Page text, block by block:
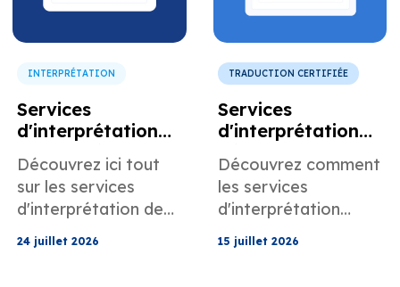
INTERPRÉTATION
Services
d'interprétation
pour les écoles et
la communication
avec les parents
Découvrez ici tout
sur les services
d'interprétation de
MotaWord pour les
écoles et la
24 juillet 2026
TRADUCTION CERTIFIÉE
Services
d'interprétation
pédagogique pour
les écoles, les
collèges et les
universités
Découvrez comment
les services
d'interprétation
pédagogique de
MotaWord peuvent
15 juillet 2026